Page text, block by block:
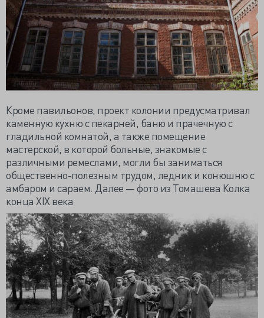
Кроме павильонов, проект колонии предусматривал
каменную кухню с пекарней, баню и прачечную с
гладильной комнатой, а также помещение
мастерской, в которой больные, знакомые с
различными ремеслами, могли бы заниматься
общественно-полезным трудом, ледник и конюшню с
амбаром и сараем. Далее — фото из Томашева Колка
конца XIX века